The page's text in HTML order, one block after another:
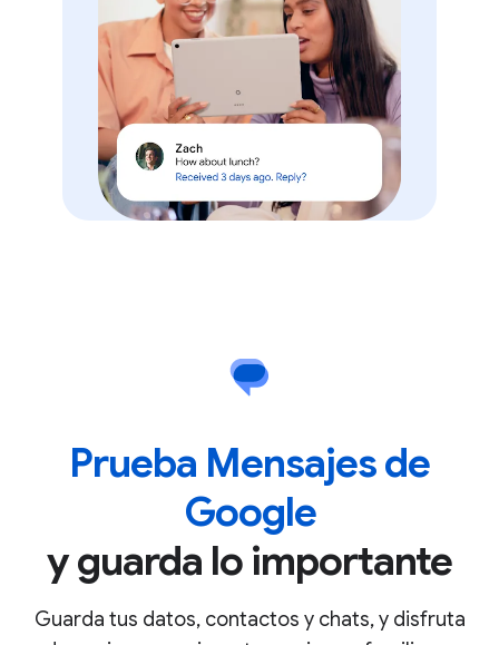
Prueba Mensajes de
Google
y guarda lo importante
Guarda tus datos, contactos y chats, y disfruta